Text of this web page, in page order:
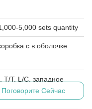
5,000 sets quantity
с в оболочке
T/T, L/C, западное
проверяя, D/A, D/P
Поговорите Сейчас